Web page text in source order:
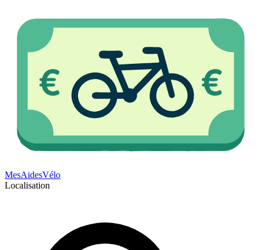
MesAidesVélo
Localisation